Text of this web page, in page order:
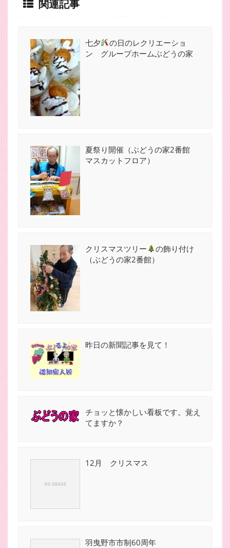
関連記事
七夕
の日のレクリエーショ
ン グループホームぶどうの家
夏祭り開催（ぶどうの家2番館
マスカットフロア）
クリスマスツリー
の飾り付け
（ぶどうの家2番館）
昨日の新聞記事を見て！
チョッと懐かしい看板です。覚え
てますか？
12月 クリスマス
羽曳野市市制60周年